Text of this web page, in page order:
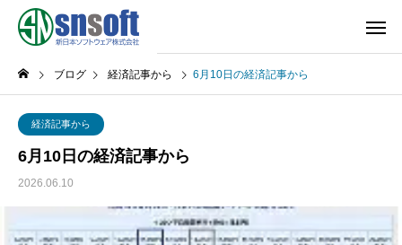
ブログ 経済記事から 6月10日の経済記事から
経済記事から
6月10日の経済記事から
2026.06.10